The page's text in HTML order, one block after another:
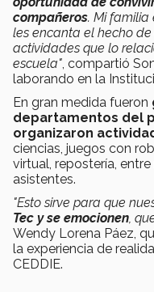
compañeros. Mi familia
les encanta el hecho
actividades que lo
escuela" , compartió
laborando en la
En gran medida fueron
departamentos del
organizaron
ciencias, juegos con
virtual, repostería,
asistentes.
"Esto sirve para que
Tec y se emocionen ,
Wendy Lorena Páez,
la experiencia de
CEDDIE.